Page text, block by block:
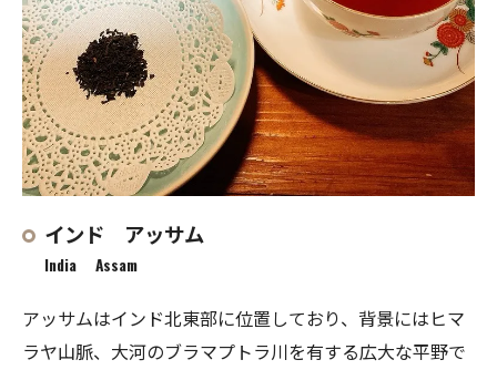
インド アッサム
India Assam
アッサムはインド北東部に位置しており、背景にはヒマ
ラヤ山脈、大河のブラマプトラ川を有する広大な平野で